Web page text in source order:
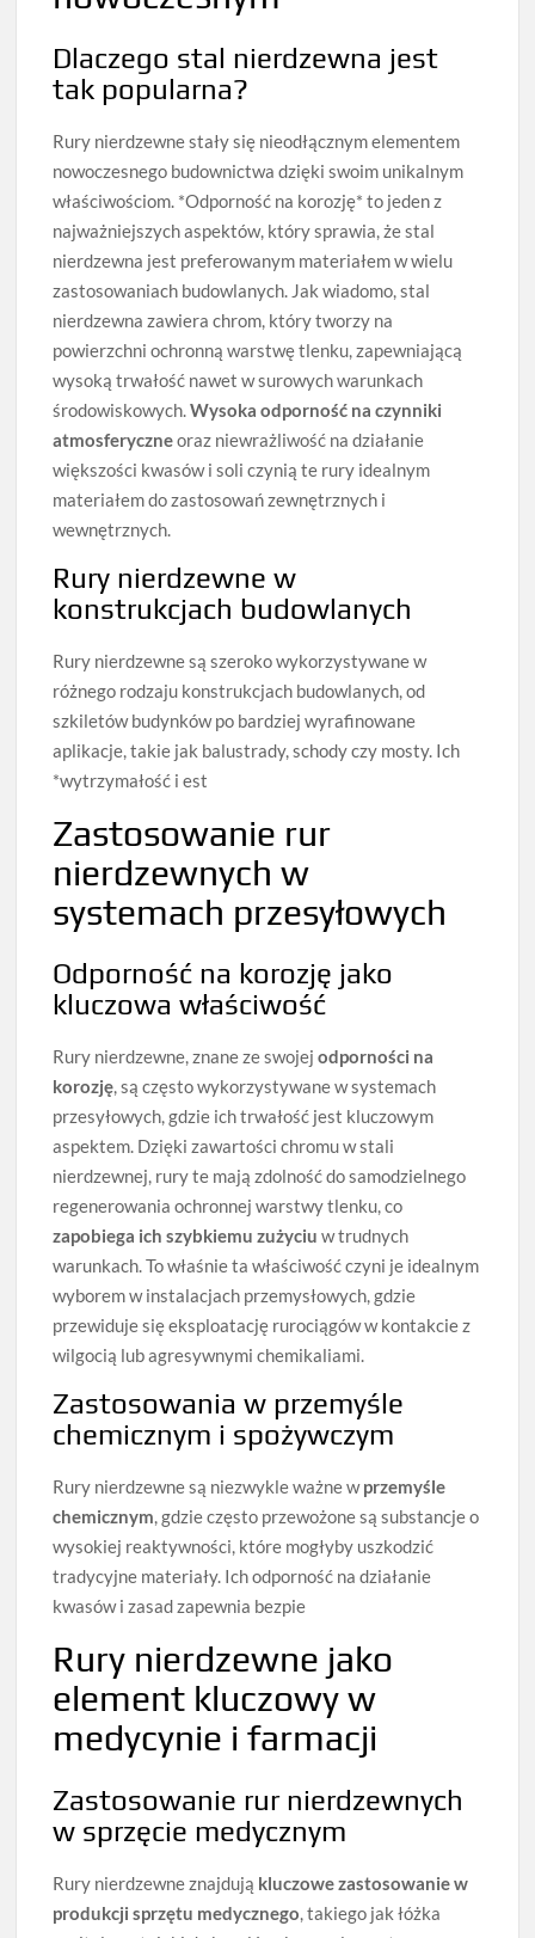
Dlaczego stal nierdzewna jest
tak popularna?
Rury nierdzewne stały się nieodłącznym elementem
nowoczesnego budownictwa dzięki swoim unikalnym
właściwościom. *Odporność na korozję* to jeden z
najważniejszych aspektów, który sprawia, że stal
nierdzewna jest preferowanym materiałem w wielu
zastosowaniach budowlanych. Jak wiadomo, stal
nierdzewna zawiera chrom, który tworzy na
powierzchni ochronną warstwę tlenku, zapewniającą
wysoką trwałość nawet w surowych warunkach
środowiskowych.Wysoka odporność na czynniki
atmosferyczneoraz niewrażliwość na działanie
większości kwasów i soli czynią te rury idealnym
materiałem do zastosowań zewnętrznych i
wewnętrznych.
Rury nierdzewne w
konstrukcjach budowlanych
Rury nierdzewne są szeroko wykorzystywane w
różnego rodzaju konstrukcjach budowlanych, od
szkiletów budynków po bardziej wyrafinowane
aplikacje, takie jak balustrady, schody czy mosty. Ich
*wytrzymałość i est
Zastosowanie rur
nierdzewnych w
systemach przesyłowych
Odporność na korozję jako
kluczowa właściwość
Rury nierdzewne, znane ze swojejodporności na
korozję, są często wykorzystywane w systemach
przesyłowych, gdzie ich trwałość jest kluczowym
aspektem. Dzięki zawartości chromu w stali
nierdzewnej, rury te mają zdolność do samodzielnego
regenerowania ochronnej warstwy tlenku, co
zapobiega ich szybkiemu zużyciu w trudnych
warunkach. To właśnie ta właściwość czyni je idealnym
wyborem w instalacjach przemysłowych, gdzie
przewiduje się eksploatację rurociągów w kontakcie z
wilgocią lub agresywnymi chemikaliami.
Zastosowania w przemyśle
chemicznym i spożywczym
Rury nierdzewne są niezwykle ważne wprzemyśle
chemicznym, gdzie często przewożone są substancje o
wysokiej reaktywności, które mogłyby uszkodzić
tradycyjne materiały. Ich odporność na działanie
kwasów i zasad zapewnia bezpie
Rury nierdzewne jako
element kluczowy w
medycynie i farmacji
Zastosowanie rur nierdzewnych
w sprzęcie medycznym
Rury nierdzewne znajdują kluczowe zastosowanie w
produkcji sprzętu medycznego, takiego jak łóżka